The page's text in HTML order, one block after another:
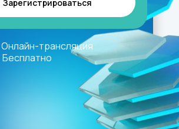
Зарегистрироваться
Онлайн-трансляция
Бесплатно